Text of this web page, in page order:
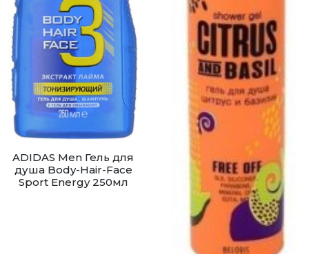
ADIDAS Men Гель для
душа Body-Hair-Face
Sport Energy 250мл